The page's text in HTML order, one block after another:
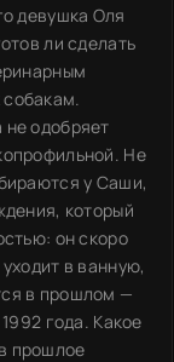
девушка Оля
ли сделать
одобряет
Не
у Саши,
который
он скоро
в ванную,
в прошлом —
года. Какое
прошлое